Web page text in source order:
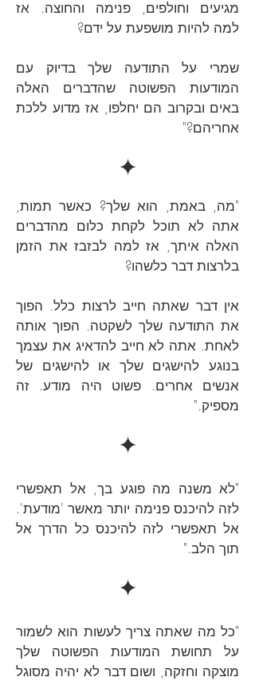
מגיעים וחולפים, פנימה והחוצה. אז
למה להיות מושפעת על ידם?
שמרי על התודעה שלך בדיוק עם
המודעות הפשוטה שהדברים האלה
באים ובקרוב הם יחלפו, אז מדוע ללכת
אחריהם?"
✦
"מה, באמת, הוא שלך? כאשר תמות,
אתה לא תוכל לקחת כלום מהדברים
האלה איתך, אז למה לבזבז את הזמן
בלרצות דבר כלשהו?
אין דבר שאתה חייב לרצות כלל. הפוך
את התודעה שלך לשקטה. הפוך אותה
לאחת. אתה לא חייב להדאיג את עצמך
בנוגע להישגים שלך או להישגים של
אנשים אחרים. פשוט היה מודע. זה
מספיק."
✦
"לא משנה מה פוגע בך, אל תאפשרי
לזה להיכנס פנימה יותר מאשר 'מודעת'.
אל תאפשרי לזה להיכנס כל הדרך אל
תוך הלב."
✦
"כל מה שאתה צריך לעשות הוא לשמור
על תחושת המודעות הפשוטה שלך
מוצקה וחזקה, ושום דבר לא יהיה מסוגל